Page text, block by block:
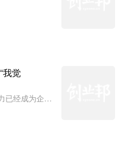
我觉
已经成为企业